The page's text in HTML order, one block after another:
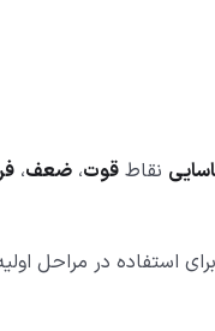
نقاط قوت، ضعف،
استفاده در مراحل